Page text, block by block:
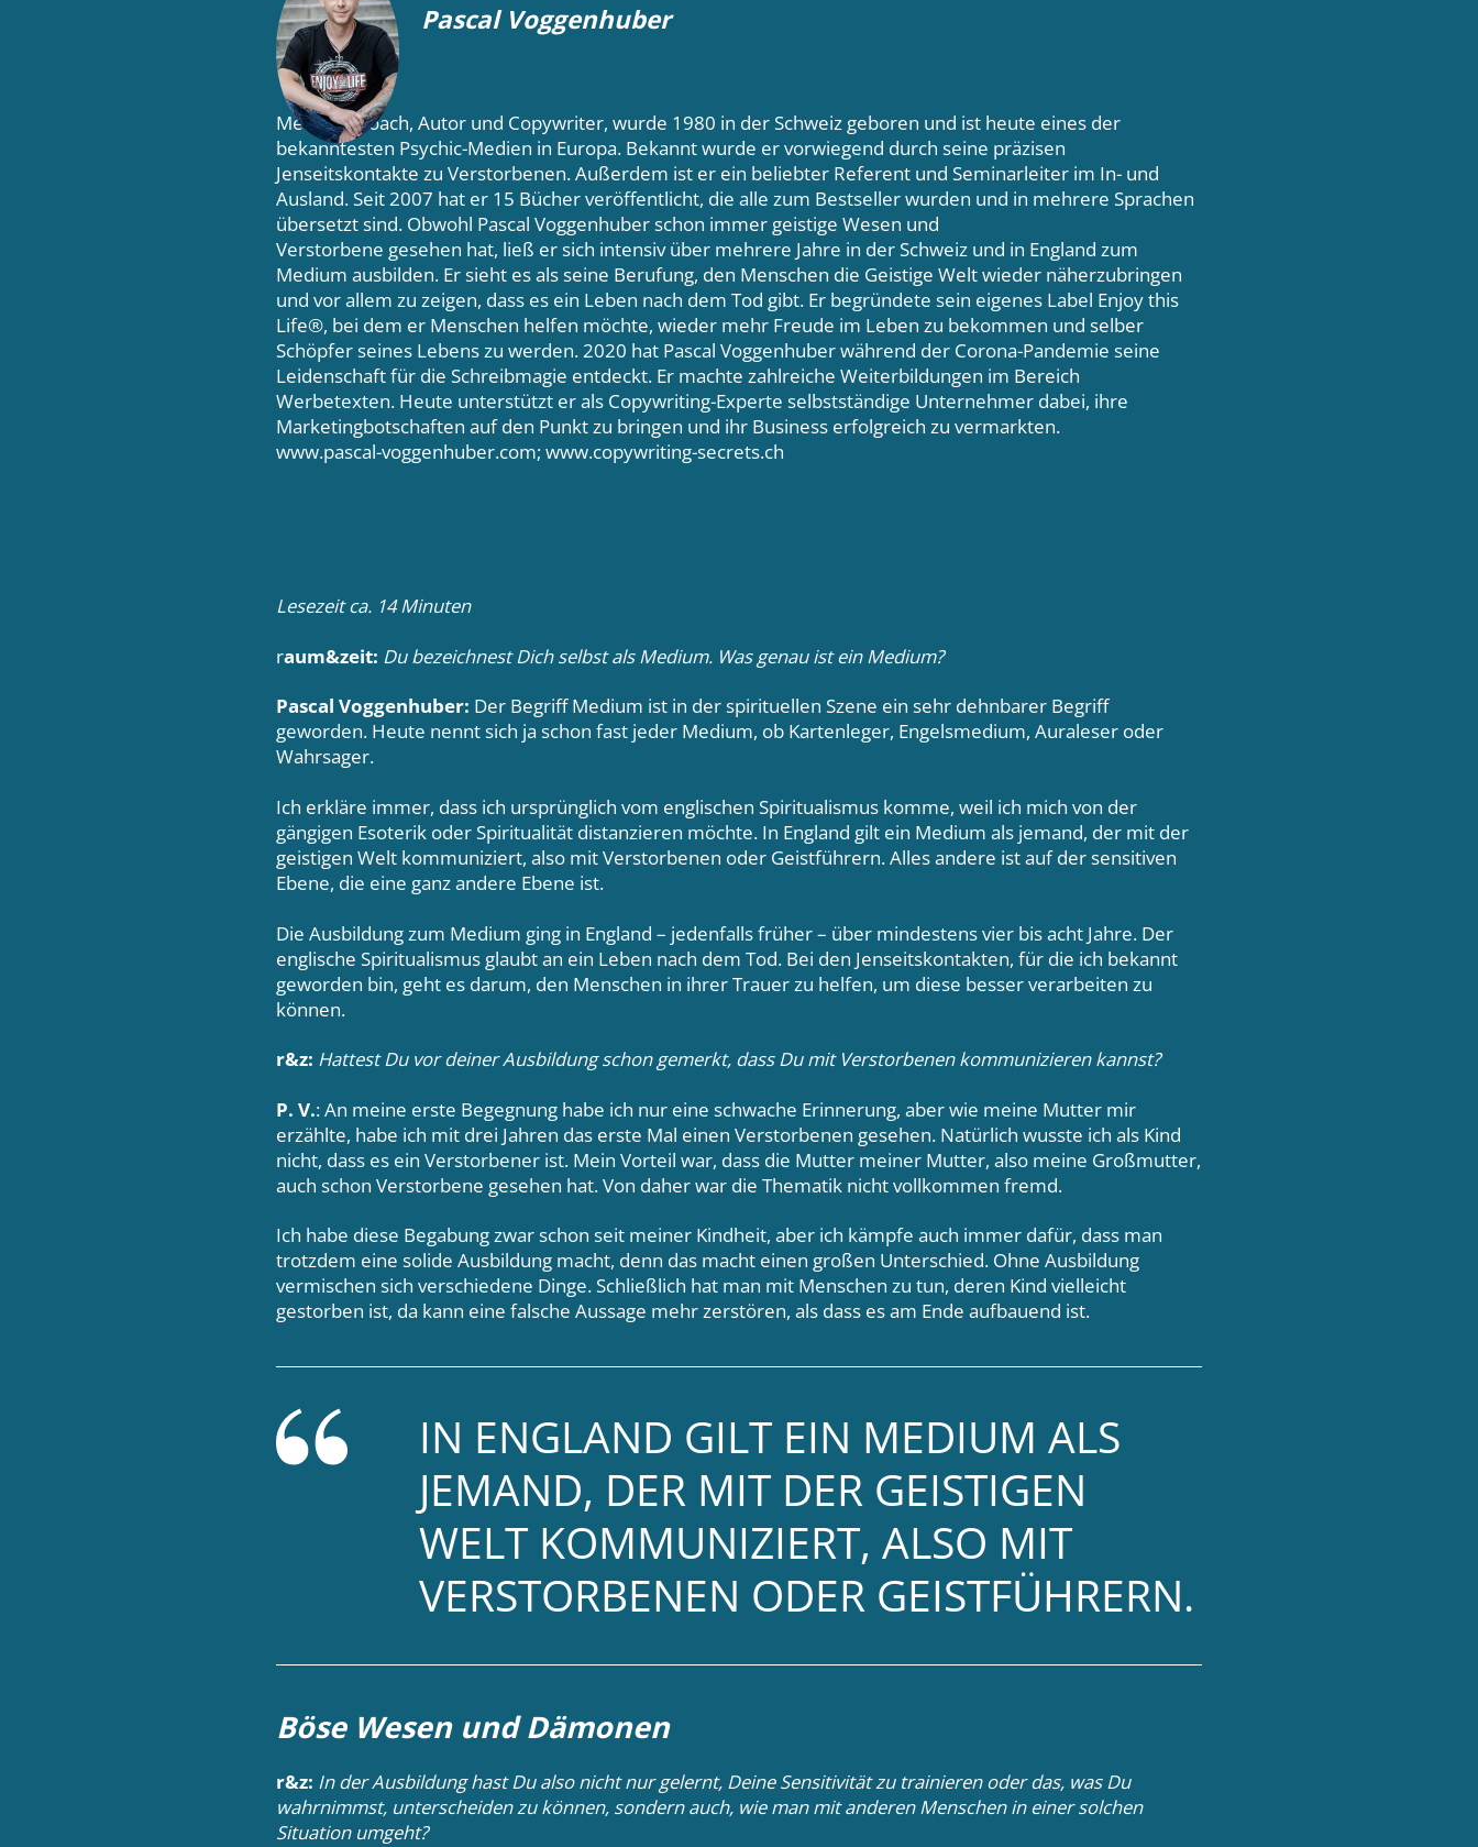
Pascal Voggenhuber
Medium, Coach, Autor und Copywriter, wurde 1980 in der Schweiz geboren und ist heute eines der
bekanntesten Psychic-Medien in Europa. Bekannt wurde er vorwiegend durch seine präzisen
Jenseitskontakte zu Verstorbenen. Außerdem ist er ein beliebter Referent und Seminarleiter im In- und
Ausland. Seit 2007 hat er 15 Bücher veröffentlicht, die alle zum Bestseller wurden und in mehrere Sprachen
übersetzt sind. Obwohl Pascal Voggenhuber schon immer geistige Wesen und
Verstorbene gesehen hat, ließ er sich intensiv über mehrere Jahre in der Schweiz und in England zum
Medium ausbilden. Er sieht es als seine Berufung, den Menschen die Geistige Welt wieder näherzubringen
und vor allem zu zeigen, dass es ein Leben nach dem Tod gibt. Er begründete sein eigenes Label Enjoy this
Life®, bei dem er Menschen helfen möchte, wieder mehr Freude im Leben zu bekommen und selber
Schöpfer seines Lebens zu werden. 2020 hat Pascal Voggenhuber während der Corona-Pandemie seine
Leidenschaft für die Schreibmagie entdeckt. Er machte zahlreiche Weiterbildungen im Bereich
Werbetexten. Heute unterstützt er als Copywriting-Experte selbstständige Unternehmer dabei, ihre
Marketingbotschaften auf den Punkt zu bringen und ihr Business erfolgreich zu vermarkten.
www.pascal-voggenhuber.com; www.copywriting-secrets.ch
Lesezeit ca. 14 Minuten
raum&zeit: Du bezeichnest Dich selbst als Medium. Was genau ist ein Medium?
Pascal Voggenhuber: Der Begriff Medium ist in der spirituellen Szene ein sehr dehnbarer Begriff
geworden. Heute nennt sich ja schon fast jeder Medium, ob Kartenleger, Engelsmedium, Auraleser oder
Wahrsager.
Ich erkläre immer, dass ich ursprünglich vom englischen Spiritualismus komme, weil ich mich von der
gängigen Esoterik oder Spiritualität distanzieren möchte. In England gilt ein Medium als jemand, der mit der
geistigen Welt kommuniziert, also mit Verstorbenen oder Geistführern. Alles andere ist auf der sensitiven
Ebene, die eine ganz andere Ebene ist.
Die Ausbildung zum Medium ging in England – jedenfalls früher – über mindestens vier bis acht Jahre. Der
englische Spiritualismus glaubt an ein Leben nach dem Tod. Bei den Jenseitskontakten, für die ich bekannt
geworden bin, geht es darum, den Menschen in ihrer Trauer zu helfen, um diese besser verarbeiten zu
können.
r&z: Hattest Du vor deiner Ausbildung schon gemerkt, dass Du mit Verstorbenen kommunizieren kannst?
P. V.: An meine erste Begegnung habe ich nur eine schwache Erinnerung, aber wie meine Mutter mir
erzählte, habe ich mit drei Jahren das erste Mal einen Verstorbenen gesehen. Natürlich wusste ich als Kind
nicht, dass es ein Verstorbener ist. Mein Vorteil war, dass die Mutter meiner Mutter, also meine Großmutter,
auch schon Verstorbene gesehen hat. Von daher war die Thematik nicht vollkommen fremd.
Ich habe diese Begabung zwar schon seit meiner Kindheit, aber ich kämpfe auch immer dafür, dass man
trotzdem eine solide Ausbildung macht, denn das macht einen großen Unterschied. Ohne Ausbildung
vermischen sich verschiedene Dinge. Schließlich hat man mit Menschen zu tun, deren Kind vielleicht
gestorben ist, da kann eine falsche Aussage mehr zerstören, als dass es am Ende aufbauend ist.
IN ENGLAND GILT EIN MEDIUM ALS
JEMAND, DER MIT DER GEISTIGEN
WELT KOMMUNIZIERT, ALSO MIT
VERSTORBENEN ODER GEISTFÜHRERN.
Böse Wesen und Dämonen
r&z: In der Ausbildung hast Du also nicht nur gelernt, Deine Sensitivität zu trainieren oder das, was Du
wahrnimmst, unterscheiden zu können, sondern auch, wie man mit anderen Menschen in einer solchen
Situation umgeht?